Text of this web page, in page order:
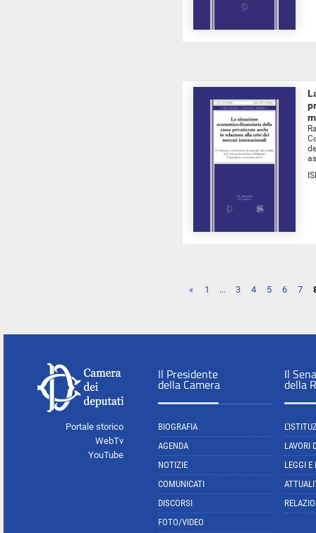
« 1 ... 3 4 5 6 7
Portale storico
WebTv
YouTube
Il Presidente
della Camera
BIOGRAFIA
AGENDA
NOTIZIE
COMUNICATI
DISCORSI
FOTO/VIDEO
Il
della
LAVORI
LEGGI E